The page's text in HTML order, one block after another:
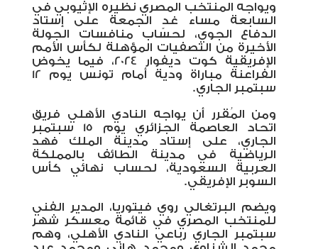
ويواجه المنتخب المصري نظيره الإثيوبي في
السابعة مساء غدٍ الجمعة على إستاد
الدفاع الجوي، لحساب منافسات الجولة
الأخيرة من التصفيات المؤهلة لكأس الأمم
الإفريقية كوت ديفوار 2024، فيما يخوض
الفراعنة مباراة ودية أمام تونس يوم 12
سبتمبر الجاري.
ومن المُقرر أن يواجه النادي الأهلي فريق
اتحاد العاصمة الجزائري يوم 15 سبتمبر
الجاري، على إستاد مدينة الملك فهد
الرياضية في مدينة الطائف بالمملكة
العربية السعودية، لحساب نهائي كأس
السوبر الإفريقي.
ويضم البرتغالي روي فيتوريا، المدير الفني
للمنتخب المصري في قائمة معسكر شهر
سبتمبر الجاري رباعي النادي الأهلي، وهم